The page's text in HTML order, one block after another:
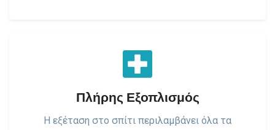
Πλήρης Εξοπλισμός
Η εξέταση στο σπίτι περιλαμβάνει όλα τα